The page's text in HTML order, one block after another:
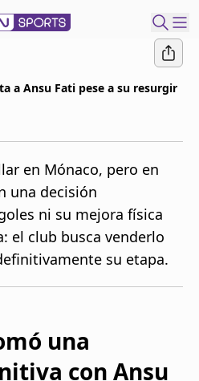
a Ansu Fati pese a su resurgir
en Mónaco, pero en
una decisión
ni su mejora física
el club busca venderlo
su etapa.
una
con Ansu